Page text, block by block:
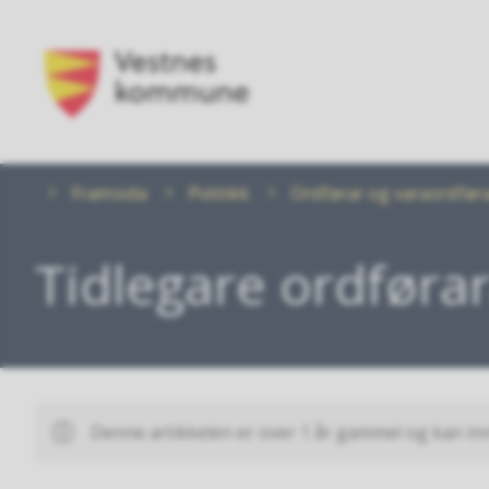
Framsida Politikk Ordførar og
Tidlegare
Denne artikkelen er over 1 år gammel og kan